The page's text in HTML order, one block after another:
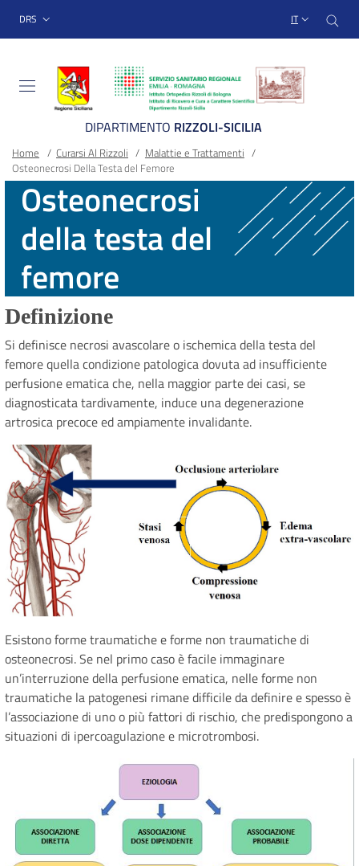
Sito Web Istituto
menu top-bar
DRS IT
DIPARTIMENTO RIZZOLI-SICILIA
Main container
Briciole
di
pane
Home / Curarsi Al Rizzoli / Malattie e Trattamenti /
Osteonecrosi Della Testa del Femore
Osteonecrosi
della testa del
femore
Definizione
Si definisce necrosi avascolare o ischemica della testa del
femore quella condizione patologica dovuta ad insufficiente
perfusione ematica che, nella maggior parte dei casi, se
diagnosticata tardivamente, induce una degenerazione
artrosica precoce ed ampiamente invalidante.
Esistono forme traumatiche e forme non traumatiche di
osteonecrosi. Se nel primo caso è facile immaginare
un’interruzione della perfusione ematica, nelle forme non
traumatiche la patogenesi rimane difficile da definire e spesso è
l’associazione di uno o più fattori di rischio, che predispongono a
situazioni di ipercoagulazione e microtrombosi.